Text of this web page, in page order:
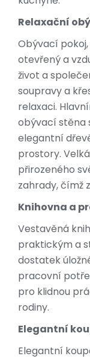
Relaxační
Obývací
otevřený a
život a
soupravy a
relaxaci.
obývací stěna
elegantní
prostory.
přirozeného
zahrady, čímž
Knihovna a
Vestavěná
praktickým a
dostatek
pracovní
pro klidnou
rodiny.
Elegantní
Elegantní